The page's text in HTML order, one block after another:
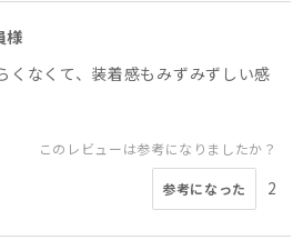
様
くなくて、装着感もみずみずしい感
このレビューは参考になりましたか？
参考になった 2